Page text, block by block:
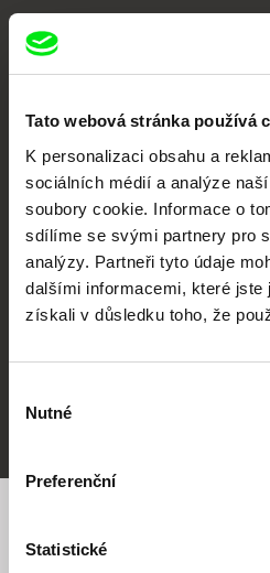
Tato webová stránka používá
K personalizaci obsahu a
sociálních médií a analýze
soubory cookie. Informace o
sdílíme se svými partnery pro
analýzy. Partneři tyto údaje
dalšími informacemi, které jste
získali v důsledku toho, že
souhlasu
Nutné
Preferenční
Statistické
CPH:DOX Doclisboa
Chcete být pravidelně